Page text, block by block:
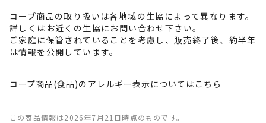
コープ商品の取り扱いは各地域の生協によって異なります。
詳しくはお近くの生協にお問い合わせ下さい。
ご家庭に保管されていることを考慮し、販売終了後、約半年
は情報を公開しています。
コープ商品(食品)のアレルギー表示についてはこちら
この商品情報は2026年7月21日時点のものです。